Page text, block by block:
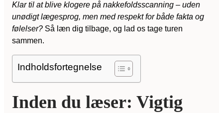
Klar til at blive klogere på nakkefoldsscanning – uden
unødigt lægesprog, men med respekt for både fakta og
følelser? Så læn dig tilbage, og lad os tage turen
sammen.
Indholdsfortegnelse
Inden du læser: Vigtig